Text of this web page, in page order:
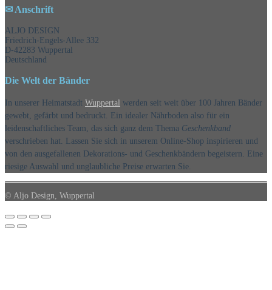
✉ Anschrift
ALJO DESIGN
Friedrich-Engels-Allee 332
D-42283 Wuppertal
Deutschland
Die Welt der Bänder
In unserer Heimatstadt Wuppertal werden seit weit über 100 Jahren Bänder
gewebt, gefärbt und bedruckt. Ein idealer Nährboden also für ein
leidenschaftliches Team, das sich ganz dem Thema Geschenkband
verschrieben hat. Lassen Sie sich in unserem Online-Shop inspirieren und
von den ausgefallenen Dekorations- und Geschenkbändern begeistern. Eine
riesige Auswahl und unglaubliche Preise erwarten Sie.
© Aljo Design, Wuppertal